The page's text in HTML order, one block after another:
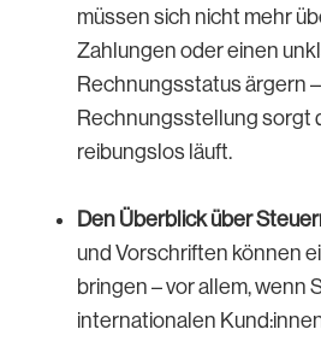
müssen sich nicht mehr
Zahlungen oder einen
Rechnungsstatus ärgern
Rechnungsstellung sorgt
reibungslos läuft.
Den Überblick über
und Vorschriften können
bringen – vor allem, wenn
internationalen